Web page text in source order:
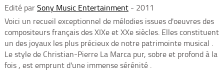
Edité parSony Music Entertainment - 2011
Voici un recueil exceptionnel de mélodies issues d'oeuvres des
compositeurs français des XIXe et XXe siècles. Elles constituent
un des joyaux les plus précieux de notre patrimointe musical .
Le style de Christian-Pierre La Marca pur, sobre et profond à la
fois , est emprunt d'une immense sérénité .